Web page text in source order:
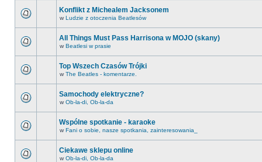
Konflikt z Michealem Jacksonem
w Ludzie z otoczenia Beatlesów
All Things Must Pass Harrisona w MOJO (skany)
w Beatlesi w prasie
Top Wszech Czasów Trójki
w The Beatles - komentarze.
Samochody elektryczne?
w Ob-la-di, Ob-la-da
Wspólne spotkanie - karaoke
w Fani o sobie, nasze spotkania, zainteresowania_
Ciekawe sklepu online
w Ob-la-di, Ob-la-da